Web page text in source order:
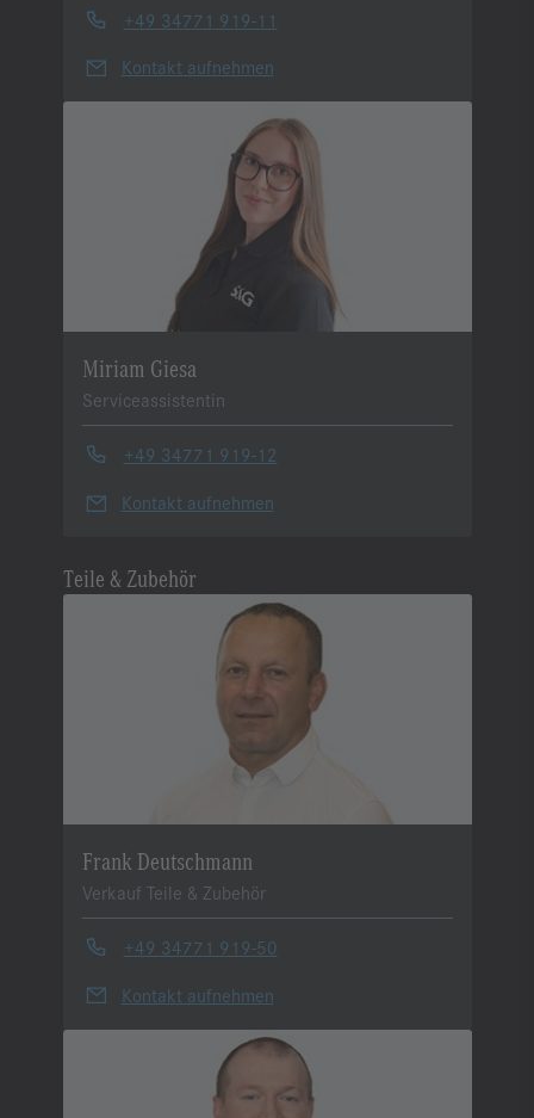
+49 34771 919-11
Kontakt aufnehmen
Miriam Giesa
Serviceassistentin
+49 34771 919-12
Kontakt aufnehmen
Teile & Zubehör
Frank Deutschmann
Verkauf Teile & Zubehör
+49 34771 919-50
Kontakt aufnehmen